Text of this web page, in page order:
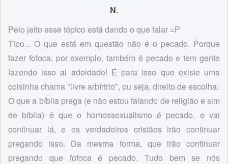
N.
Pelo jeito esse tópico está dando o que falar =P
Tipo... O que está em questão não é o pecado. Porque
fazer fofoca, por exemplo, também é pecado e tem gente
fazendo isso ai adoidado! É para isso que existe uma
coisinha chama "livre arbírtrio", ou seja, direito de escolha.
O que a bíblia prega (e não estou falando de religião e sim
de bíblia) é que o homossexualismo é pecado, e vai
continuar lá, e os verdadeiros cristãos irão continuar
pregando isso. Da mesma forma, que irão continuar
pregando que fofoca é pecado. Tudo bem se nós